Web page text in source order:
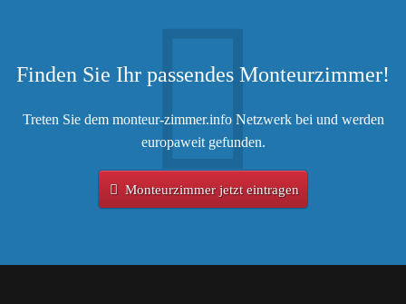
Finden Sie Ihr passendes Monteurzimmer!
Treten Sie dem monteur-zimmer.info Netzwerk bei und werden
europaweit gefunden.
Monteurzimmer jetzt eintragen